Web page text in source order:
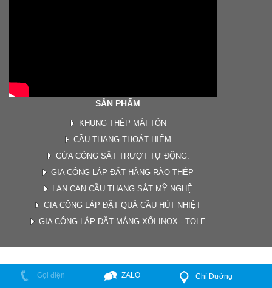
SẢN PHẨM
KHUNG THÉP MÁI TÔN
CẦU THANG THOÁT HIỂM
CỬA CỔNG SẮT TRƯỢT TỰ ĐỘNG.
GIA CÔNG LẮP ĐẶT HÀNG RÀO THÉP
LAN CAN CẦU THANG SẮT MỸ NGHỆ
GIA CÔNG LẮP ĐẶT QUẢ CẦU HÚT NHIỆT
GIA CÔNG LẮP ĐẶT MÁNG XỐI INOX - TOLE
Gọi điện ZALO Chỉ Đường